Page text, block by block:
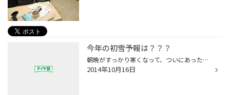
今年の初雪予報は？？？
朝晩がすっかり寒くなって、ついにあったか暖房の登場！ 今から頼っちゃうと、本番の真冬に耐えられなくなるのは 十分承知しているのだが・・・ 寒さにはめっぽう弱くて、極端にせま～い範囲で済ませれば・・と ぐうたらな斎藤です・・。 あっ！でもこれはおうちでの事ですよ！！ タイヤ館では、お...
2014年10月16日